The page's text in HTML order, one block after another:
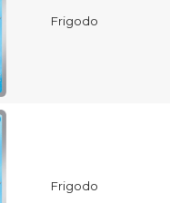
Frigodo
Frigodo